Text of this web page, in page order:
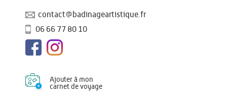
contact@badinageartistique.fr
06 66 77 80 10
Ajouter à mon
carnet de voyage